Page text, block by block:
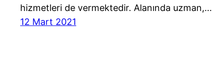
hizmetleri de vermektedir. Alanında uzman,…
12 Mart 2021